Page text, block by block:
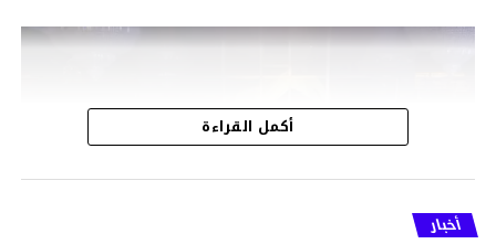
مشغل
أكمل القراءة
أخبار